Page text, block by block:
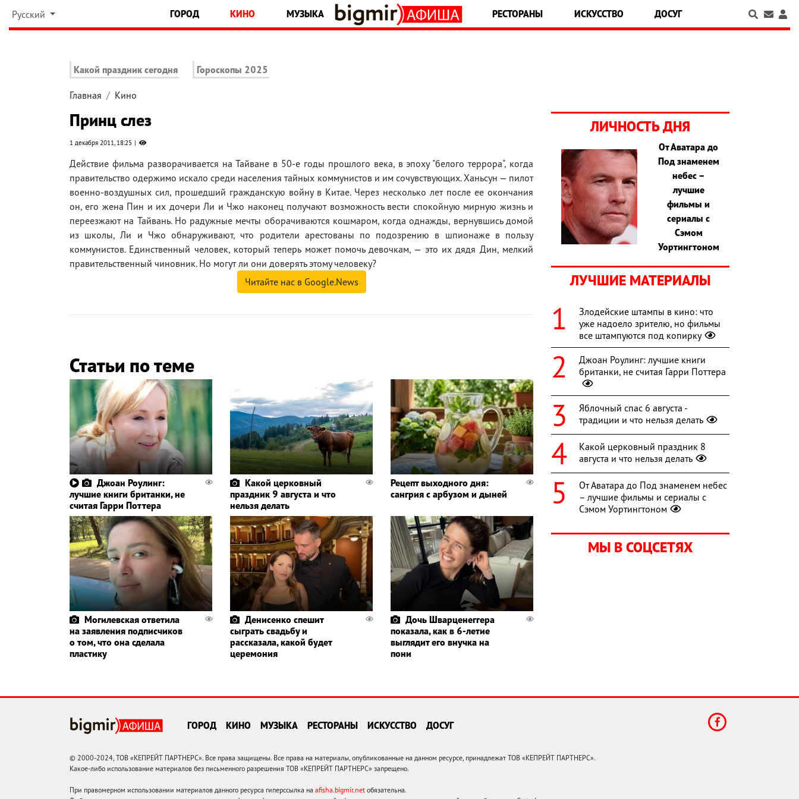
Русский ГОРОД КИНО МУЗЫКА РЕСТОРАНЫ ИСКУССТВО ДОСУГ
Какой праздник сегодня Гороскопы 2025
Главная Кино
Принц слез
1 декабря 2011, 18:25
Действие фильма разворачивается на Тайване в 50-е годы прошлого века, в эпоху "белого террора", когда
правительство одержимо искало среди населения тайных коммунистов и им сочувствующих. Ханьсун — пилот
военно-воздушных сил, прошедший гражданскую войну в Китае. Через несколько лет после ее окончания
он, его жена Пин и их дочери Ли и Чжо наконец получают возможность вести спокойную мирную жизнь и
переезжают на Тайвань. Но радужные мечты оборачиваются кошмаром, когда однажды, вернувшись домой
из школы, Ли и Чжо обнаруживают, что родители арестованы по подозрению в шпионаже в пользу
коммунистов. Единственный человек, который теперь может помочь девочкам, — это их дядя Дин, мелкий
правительственный чиновник. Но могут ли они доверять этому человеку?
Читайте нас в Google.News
Статьи по теме
Джоан Роулинг:
лучшие книги британки, не
считая Гарри Поттера
Какой церковный
праздник 9 августа и что
нельзя делать
Рецепт выходного дня:
сангрия с арбузом и дыней
Могилевская ответила
на заявления подписчиков
о том, что она сделала
пластику
Денисенко спешит
сыграть свадьбу и
рассказала, какой будет
церемония
Дочь Шварценеггера
показала, как в 6-летие
выглядит его внучка на
пони
ЛИЧНОСТЬ ДНЯ
От Аватара до
Под знаменем
небес –
лучшие
фильмы и
сериалы с
Сэмом
Уортингтоном
ЛУЧШИЕ МАТЕРИАЛЫ
Злодейские штампы в кино: что
уже надоело зрителю, но фильмы
все штампуются под копирку
Джоан Роулинг: лучшие книги
британки, не считая Гарри Поттера
Яблочный спас 6 августа -
традиции и что нельзя делать
Какой церковный праздник 8
августа и что нельзя делать
От Аватара до Под знаменем небес
– лучшие фильмы и сериалы с
Сэмом Уортингтоном
МЫ В СОЦСЕТЯХ
ГОРОД КИНО МУЗЫКА РЕСТОРАНЫ ИСКУССТВО ДОСУГ
© 2000-2024, ТОВ «КЕПРЕЙТ ПАРТНЕРС». Все права защищены. Все права на материалы, опубликованные на данном ресурсе, принадлежат ТОВ «КЕПРЕЙТ ПАРТНЕРС».
Какое-либо использование материалов без письменного разрешения ТОВ «КЕПРЕЙТ ПАРТНЕРС» запрещено.
При правомерном использовании материалов данного ресурса гиперссылка на afisha.bigmir.net обязательна.